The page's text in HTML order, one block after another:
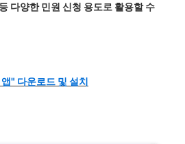
다양한 민원 신청 용도로 활용할 수
" 다운로드 및 설치